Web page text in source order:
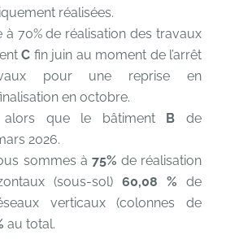
réalisées.
70% de réalisation des travaux
C fin juin au moment de l’arrêt
pour une reprise en
en octobre.
que le bâtiment B de
2026.
sommes à 75% de réalisation
(sous-sol) 60,08 % de
verticaux (colonnes de
au total.